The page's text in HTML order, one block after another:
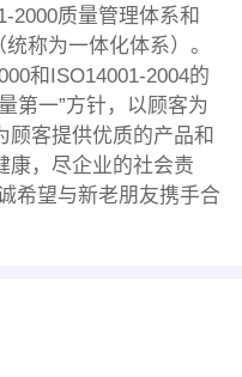
2000质量管理体系和
称为一体化体系）。
和ISO14001-2004的
第一”方针，以顾客为
顾客提供优质的产品和
康，尽企业的社会责
希望与新老朋友携手合